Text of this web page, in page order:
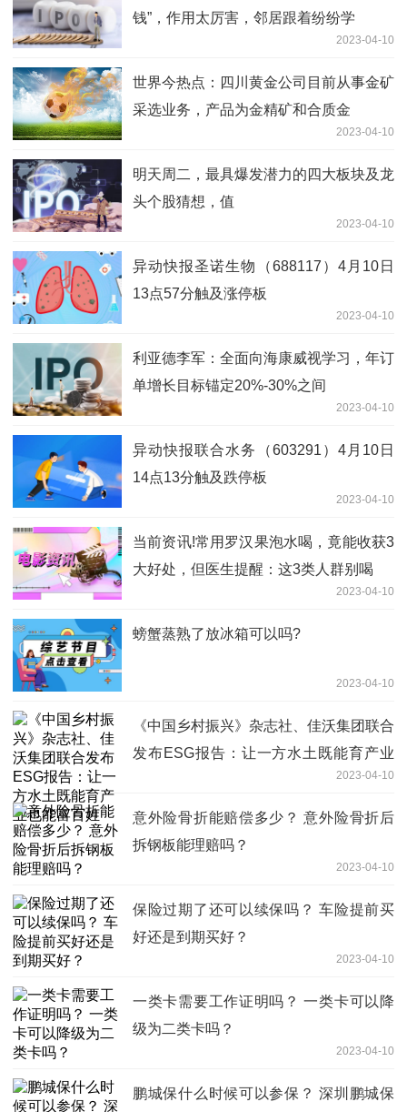
钱”，作用太厉害，邻居跟着纷纷学
2023-04-10
世界今热点：四川黄金公司目前从事金矿
采选业务，产品为金精矿和合质金
2023-04-10
明天周二，最具爆发潜力的四大板块及龙
头个股猜想，值
2023-04-10
异动快报圣诺生物（688117）4月10日
13点57分触及涨停板
2023-04-10
利亚德李军：全面向海康威视学习，年订
单增长目标锚定20%-30%之间
2023-04-10
异动快报联合水务（603291）4月10日
14点13分触及跌停板
2023-04-10
当前资讯!常用罗汉果泡水喝，竟能收获3
大好处，但医生提醒：这3类人群别喝
2023-04-10
螃蟹蒸熟了放冰箱可以吗?
2023-04-10
《中国乡村振兴》杂志社、佳沃集团联合
发布ESG报告：让一方水土既能育产业
2023-04-10
意外险骨折能赔偿多少？ 意外险骨折后
拆钢板能理赔吗？
2023-04-10
保险过期了还可以续保吗？ 车险提前买
好还是到期买好？
2023-04-10
一类卡需要工作证明吗？ 一类卡可以降
级为二类卡吗？
2023-04-10
鹏城保什么时候可以参保？ 深圳鹏城保